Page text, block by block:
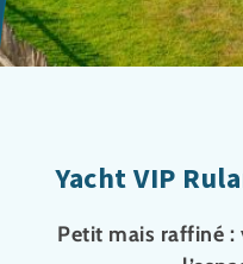
Yacht VIP
Petit mais raffiné